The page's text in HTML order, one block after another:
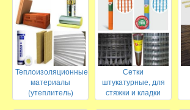
Теплоизоляционные
материалы
(утеплитель)
Сетки
штукатурные, для
стяжки и кладки